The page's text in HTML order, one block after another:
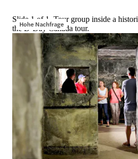
Hohe Nachfrage
Slide 1 of 1, Tour group inside a
the D-Day Canada tour.